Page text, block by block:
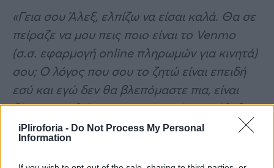
iPliroforia - Do Not Process My Personal
Information
«Γεια σου Άλεξ, ελπίζω να είσαι καλά. Θα σε
πείραζε να μου πεις ποιο είναι το Venmo
(σ.σ. εφαρμογή online πληρωμών για κινητά)
σου; Ο λόγος που σου το ζητώ είναι επειδή
εσύ και εγώ δεν θα βλεπόμαστε πια, είναι
δίκαιο να αξιώνω να μοιραστούμε τα έξοδα
από τις φορές που βγήκαμε. Πιστεύω ότι
συνολικά ήταν τρεις φορές που πήγαμε σε
μπαρ και εστιατόρια, όπου πλήρωσα και για